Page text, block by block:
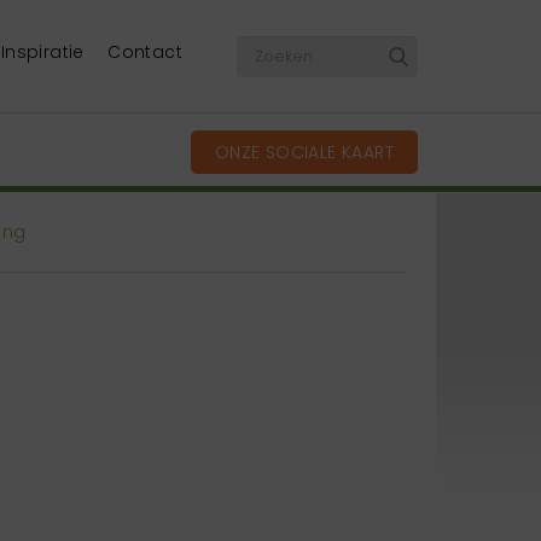
Inspiratie Contact
ONZE SOCIALE KAART